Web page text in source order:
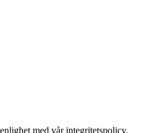
med vår integritetspolicy.